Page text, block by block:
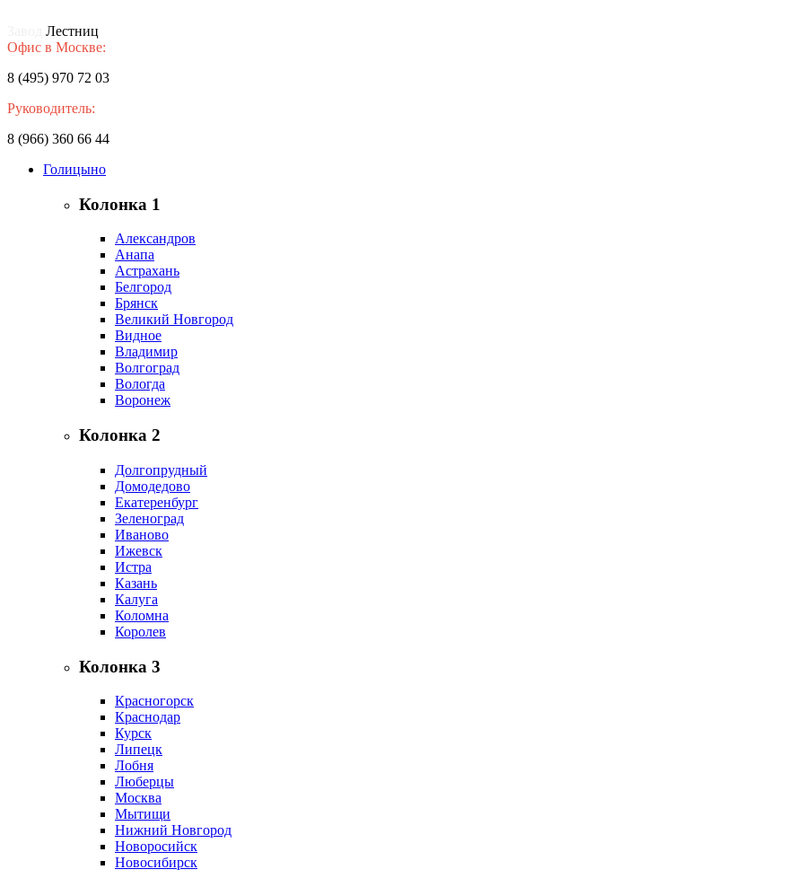
Лестниц
Офис в Москве:
8 (495) 970 72 03
Руководитель:
8 (966) 360 66 44
Голицыно
Колонка 1
Александров
Анапа
Астрахань
Белгород
Брянск
Великий Новгород
Видное
Владимир
Волгоград
Вологда
Воронеж
Колонка 2
Долгопрудный
Домодедово
Екатеренбург
Зеленоград
Иваново
Ижевск
Истра
Казань
Калуга
Коломна
Королев
Колонка 3
Красногорск
Краснодар
Курск
Липецк
Лобня
Люберцы
Москва
Мытищи
Нижний Новгород
Новоросийск
Новосибирск